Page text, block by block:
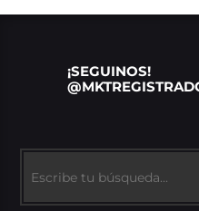
¡SEGUINOS!